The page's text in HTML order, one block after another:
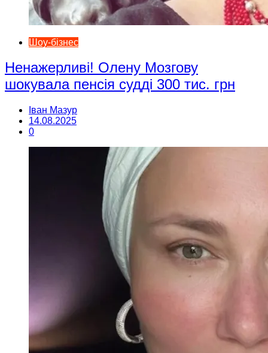
Шоу-бізнес
Ненажерливі! Олену Мозгову
шокувала пенсія судді 300 тис. грн
Іван Мазур
14.08.2025
0